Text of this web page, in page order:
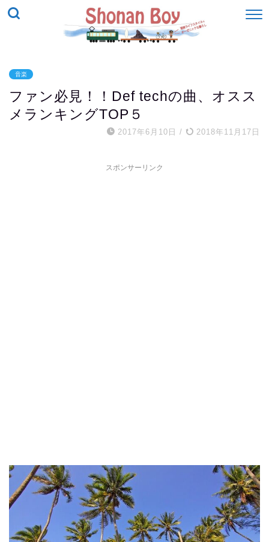
音楽
ファン必見！！Def techの曲、オスス
メランキングTOP５
2017年6月10日 / 2018年11月17日
スポンサーリンク